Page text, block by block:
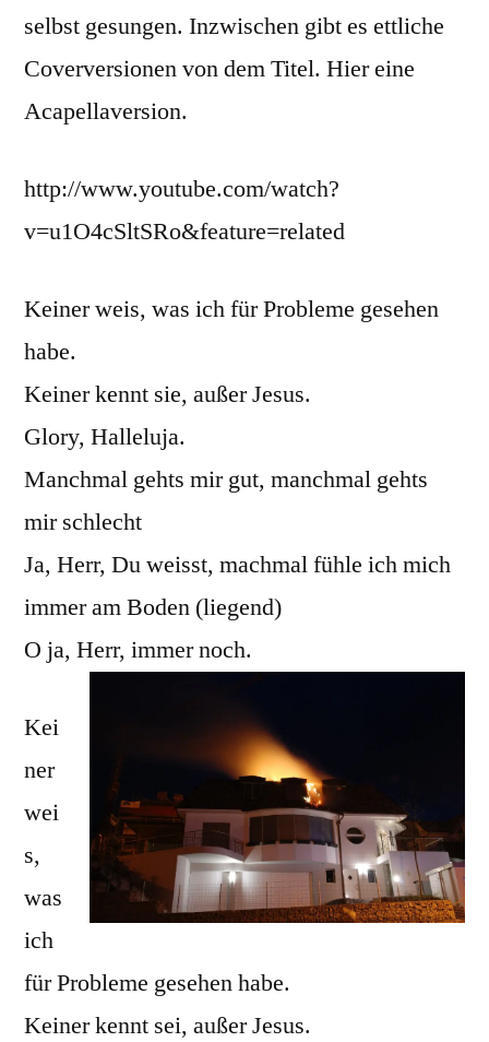
seen‘
selbst gesungen. Inzwischen gibt es ettliche
Coverversionen von dem Titel. Hier eine
Acapellaversion.
http://www.youtube.com/watch?
v=u1O4cSltSRo&feature=related
Keiner weis, was ich für Probleme gesehen
habe.
Keiner kennt sie, außer Jesus.
Glory, Halleluja.
Manchmal gehts mir gut, manchmal gehts
mir schlecht
Ja, Herr, Du weisst, machmal fühle ich mich
immer am Boden (liegend)
O ja, Herr, immer noch.
Kei
ner
wei
s,
was
ich
für Probleme gesehen habe.
Keiner kennt sei, außer Jesus.